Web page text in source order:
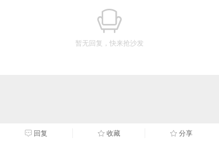
暂无回复，快来抢沙发
回复 收藏 分享